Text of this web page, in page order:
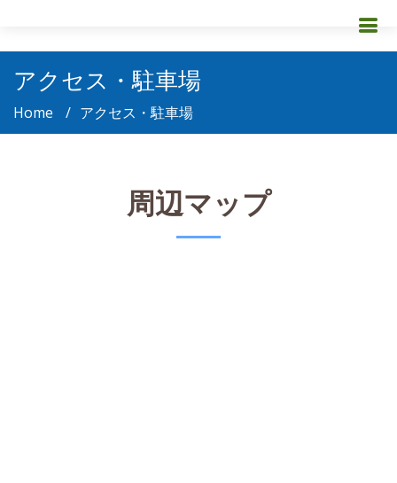
アクセス・駐車場
Home アクセス・駐車場
周辺マップ